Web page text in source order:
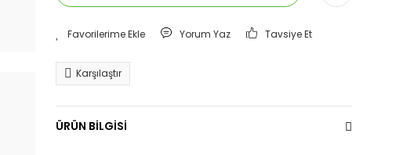
Yorum Yaz Tavsiye Et
Karşılaştır
ÜRÜN BİLGİSİ